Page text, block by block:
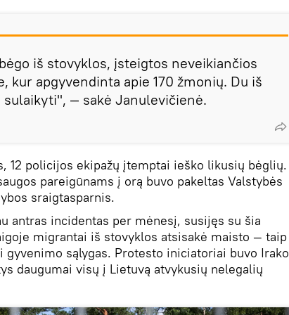
iš stovyklos, įsteigtos neveikiančios
kur apgyvendinta apie 170 žmonių. Du iš
sulaikyti", — sakė Janulevičienė.
12 policijos ekipažų įtemptai ieško likusių bėglių.
pareigūnams į orą buvo pakeltas Valstybės
sraigtasparnis.
antras incidentas per mėnesį, susijęs su šia
migrantai iš stovyklos atsisakė maisto — taip
gyvenimo sąlygas. Protesto iniciatoriai buvo Irako
daugumai visų į Lietuvą atvykusių nelegalių